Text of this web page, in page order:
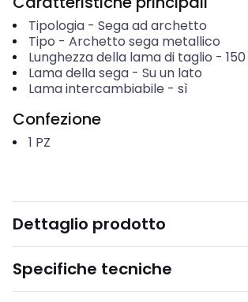
Tipologia- Sega ad archetto
Tipo - Archetto sega metallico
Lunghezza della lama di taglio - 150
Lama della sega- Su un lato
Lama intercambiabile - sì
Confezione
1 PZ
Dettaglio prodotto
Specifiche tecniche